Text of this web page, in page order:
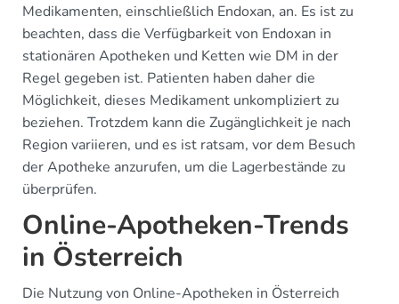
Medikamenten, einschließlich Endoxan, an. Es ist zu
beachten, dass die Verfügbarkeit von Endoxan in
stationären Apotheken und Ketten wie DM in der
Regel gegeben ist. Patienten haben daher die
Möglichkeit, dieses Medikament unkompliziert zu
beziehen. Trotzdem kann die Zugänglichkeit je nach
Region variieren, und es ist ratsam, vor dem Besuch
der Apotheke anzurufen, um die Lagerbestände zu
überprüfen.
Online-Apotheken-Trends
in Österreich
Die Nutzung von Online-Apotheken in Österreich